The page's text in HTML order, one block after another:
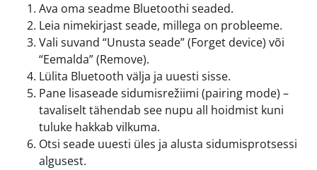
Ava oma seadme Bluetoothi seaded.
Leia nimekirjast seade, millega on probleeme.
Vali suvand “Unusta seade” (Forget device) või
“Eemalda” (Remove).
Lülita Bluetooth välja ja uuesti sisse.
Pane lisaseade sidumisrežiimi (pairing mode) –
tavaliselt tähendab see nupu all hoidmist kuni
tuluke hakkab vilkuma.
Otsi seade uuesti üles ja alusta sidumisprotsessi
algusest.